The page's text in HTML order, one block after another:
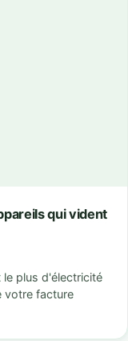
qui vident
le plus d'électricité
votre facture